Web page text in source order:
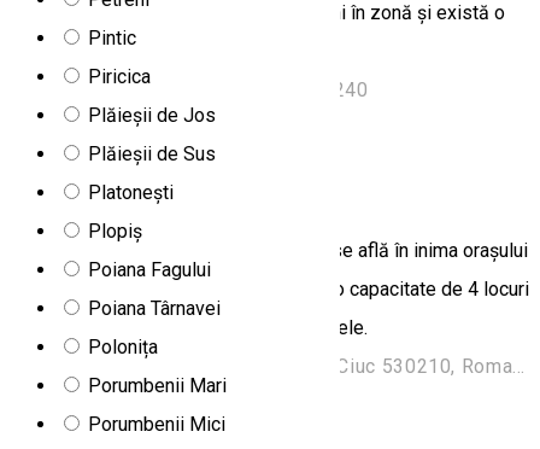
Pintic
Piricica
Plăieșii de Jos
Plăieșii de Sus
Platonești
Plopiș
Poiana Fagului
Poiana Târnavei
Polonița
Porumbenii Mari
Porumbenii Mici
joacă. Oaspeții pot face drumeții și schi în zonă și există o
grădină în incintă.
Tanórok 1158, Parajd, Romania, 537240
Apartament
Apartament San Gennaro
Apartamentul de închiriat San Gennaro se află în inima orașului
Miercurea Ciuc. Unitatea de cazare cu o capacitate de 4 locuri
oferă cazare și masă în condiții de 3 stele.
Strada Petőfi Sándor 15, Miercurea Ciuc 530210, Romania